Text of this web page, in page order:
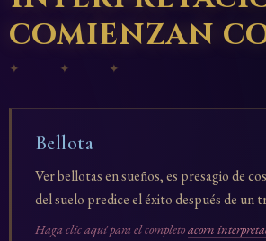
comienzan
✦ ✦ ✦
Bellota
Ver bellotas en sueños, es presagio de
del suelo predice el éxito después de un
Haga clic aquí para el completoacorn